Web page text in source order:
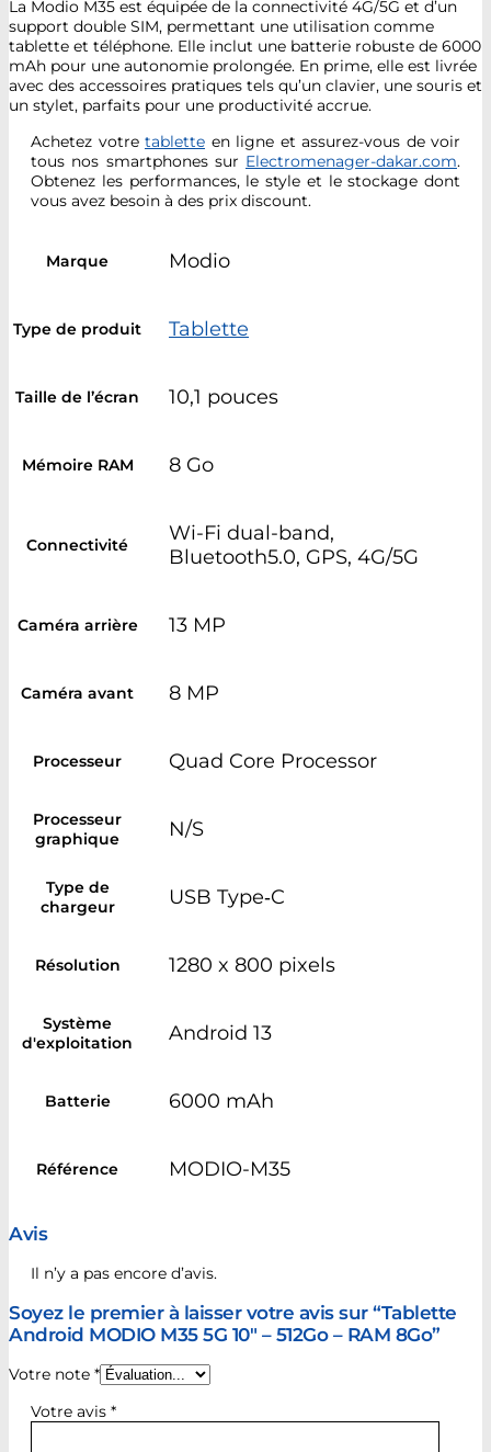
La Modio M35 est équipée de la connectivité 4G/5G et d’un
support double SIM, permettant une utilisation comme
tablette et téléphone. Elle inclut une batterie robuste de 6000
mAh pour une autonomie prolongée. En prime, elle est livrée
avec des accessoires pratiques tels qu’un clavier, une souris et
un stylet, parfaits pour une productivité accrue.
Achetez votre tablette en ligne et assurez-vous de voir
tous nos smartphones sur Electromenager-dakar.com.
Obtenez les performances, le style et le stockage dont
vous avez besoin à des prix discount.
Marque Modio
Type de produit Tablette
Taille de l’écran 10,1 pouces
Mémoire RAM 8 Go
Connectivité
Wi-Fi dual-band,
Bluetooth5.0, GPS, 4G/5G
Caméra arrière 13 MP
Caméra avant 8 MP
Processeur Quad Core Processor
Processeur
graphique
N/S
Type de
chargeur
USB Type‑C
Résolution 1280 x 800 pixels
Système
d'exploitation
Android 13
Batterie 6000 mAh
Référence MODIO-M35
Avis
Il n’y a pas encore d’avis.
Soyez le premier à laisser votre avis sur “Tablette
Android MODIO M35 5G 10″ – 512Go – RAM 8Go”
Votre note *
Votre avis *